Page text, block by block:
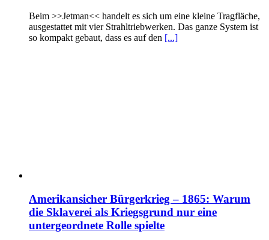
Beim >>Jetman<< handelt es sich um eine kleine Tragfläche,
ausgestattet mit vier Strahltriebwerken. Das ganze System ist
so kompakt gebaut, dass es auf den [...]
Amerikansicher Bürgerkrieg – 1865: Warum
die Sklaverei als Kriegsgrund nur eine
untergeordnete Rolle spielte